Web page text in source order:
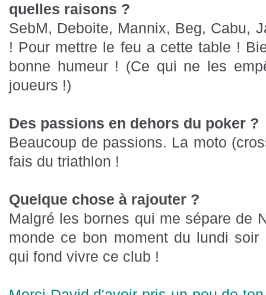
quelles raisons ?
SebM, Deboite, Mannix, Beg, Cabu,
! Pour mettre le feu a cette table !
bonne humeur ! (Ce qui ne les
joueurs !)
Des passions en dehors du poker ?
Beaucoup de passions. La moto
fais du triathlon !
Quelque chose à rajouter ?
Malgré les bornes qui me sépare de
monde ce bon moment du lundi
qui fond vivre ce club !